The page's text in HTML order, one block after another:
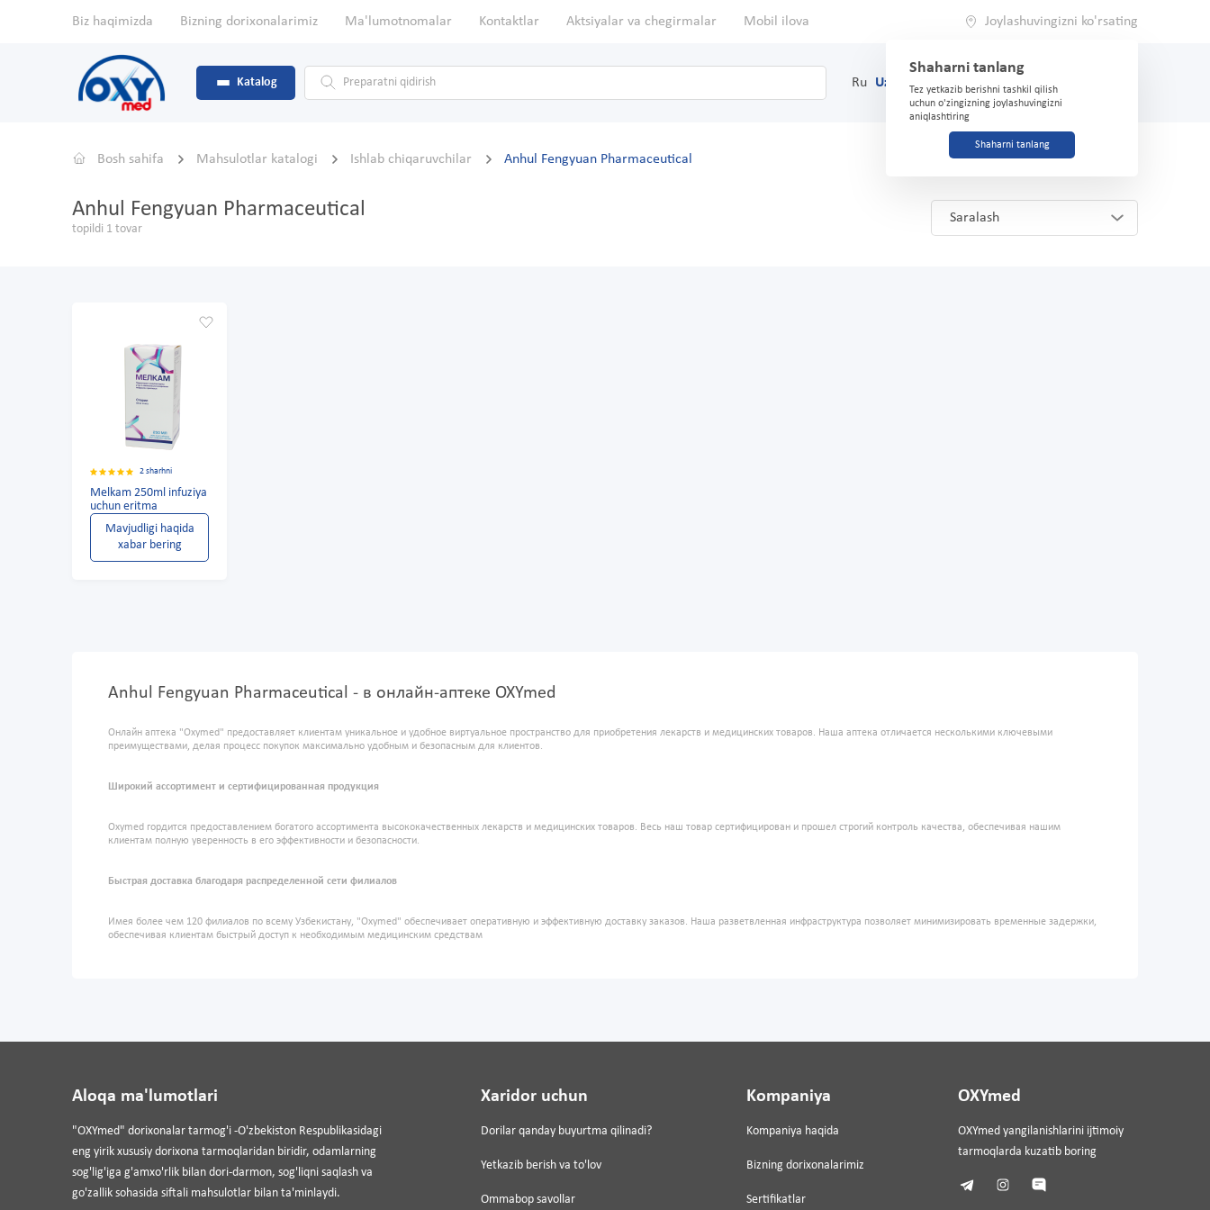
Biz haqimizda Bizning dorixonalarimiz Ma'lumotnomalar Kontaktlar Aktsiyalar va chegirmalar Mobil ilova Joylashuvingizni ko'rsating
Shaharni tanlang
Tez yetkazib berishni tashkil qilish
uchun o'zingizning joylashuvingizni
aniqlashtiring
Shaharni tanlang
Katalog Ru Uz (71) 200-03-03
Bosh sahifa Mahsulotlar katalogi Ishlab chiqaruvchilar Anhul Fengyuan Pharmaceutical
Anhul Fengyuan Pharmaceutical
topildi 1 tovar
Saralash
2 sharhni
Melkam 250ml infuziya
uchun eritma
Mavjudligi haqida
xabar bering
Anhul Fengyuan Pharmaceutical - в онлайн-аптеке OXYmed
Онлайн аптека "Oxymed" предоставляет клиентам уникальное и удобное виртуальное пространство для приобретения лекарств и медицинских товаров. Наша аптека отличается несколькими ключевыми
преимуществами, делая процесс покупок максимально удобным и безопасным для клиентов.
Широкий ассортимент и сертифицированная продукция
Oxymed гордится предоставлением богатого ассортимента высококачественных лекарств и медицинских товаров. Весь наш товар сертифицирован и прошел строгий контроль качества, обеспечивая нашим
клиентам полную уверенность в его эффективности и безопасности.
Быстрая доставка благодаря распределенной сети филиалов
Имея более чем 120 филиалов по всему Узбекистану, "Oxymed" обеспечивает оперативную и эффективную доставку заказов. Наша разветвленная инфраструктура позволяет минимизировать временные задержки,
обеспечивая клиентам быстрый доступ к необходимым медицинским средствам
Aloqa ma'lumotlari
"OXYmed" dorixonalar tarmog'i -O'zbekiston Respublikasidagi
eng yirik xususiy dorixona tarmoqlaridan biridir, odamlarning
sog'lig'iga g'amxo'rlik bilan dori-darmon, sog'liqni saqlash va
go'zallik sohasida siftali mahsulotlar bilan ta'minlaydi.
Xaridor uchun
Dorilar qanday buyurtma qilinadi?
Yetkazib berish va to'lov
Ommabop savollar
Kompaniya
Kompaniya haqida
Bizning dorixonalarimiz
Sertifikatlar
OXYmed
OXYmed yangilanishlarini ijtimoiy
tarmoqlarda kuzatib boring